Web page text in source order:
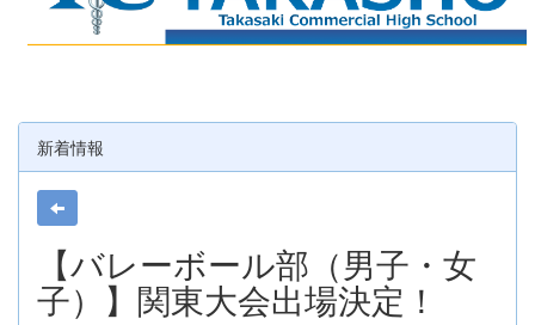
新着情報
【バレーボール部（男子・女
子）】関東大会出場決定！